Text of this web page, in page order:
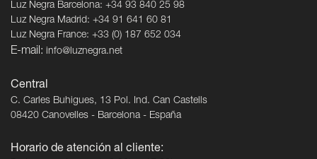
Luz Negra Barcelona: +34 93 840 25 98
Luz Negra Madrid: +34 91 641 60 81
Luz Negra France: +33 (0) 187 652 034
E-mail: info@luznegra.net
Central
C. Carles Buhigues, 13 Pol. Ind. Can Castells
08420 Canovelles - Barcelona - España
Horario de atención al cliente: